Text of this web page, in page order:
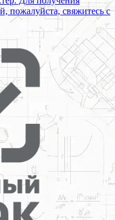
пожалуйста, свяжитесь с